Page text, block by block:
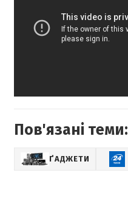
Пов'язані теми:
ҐАДЖЕТИ